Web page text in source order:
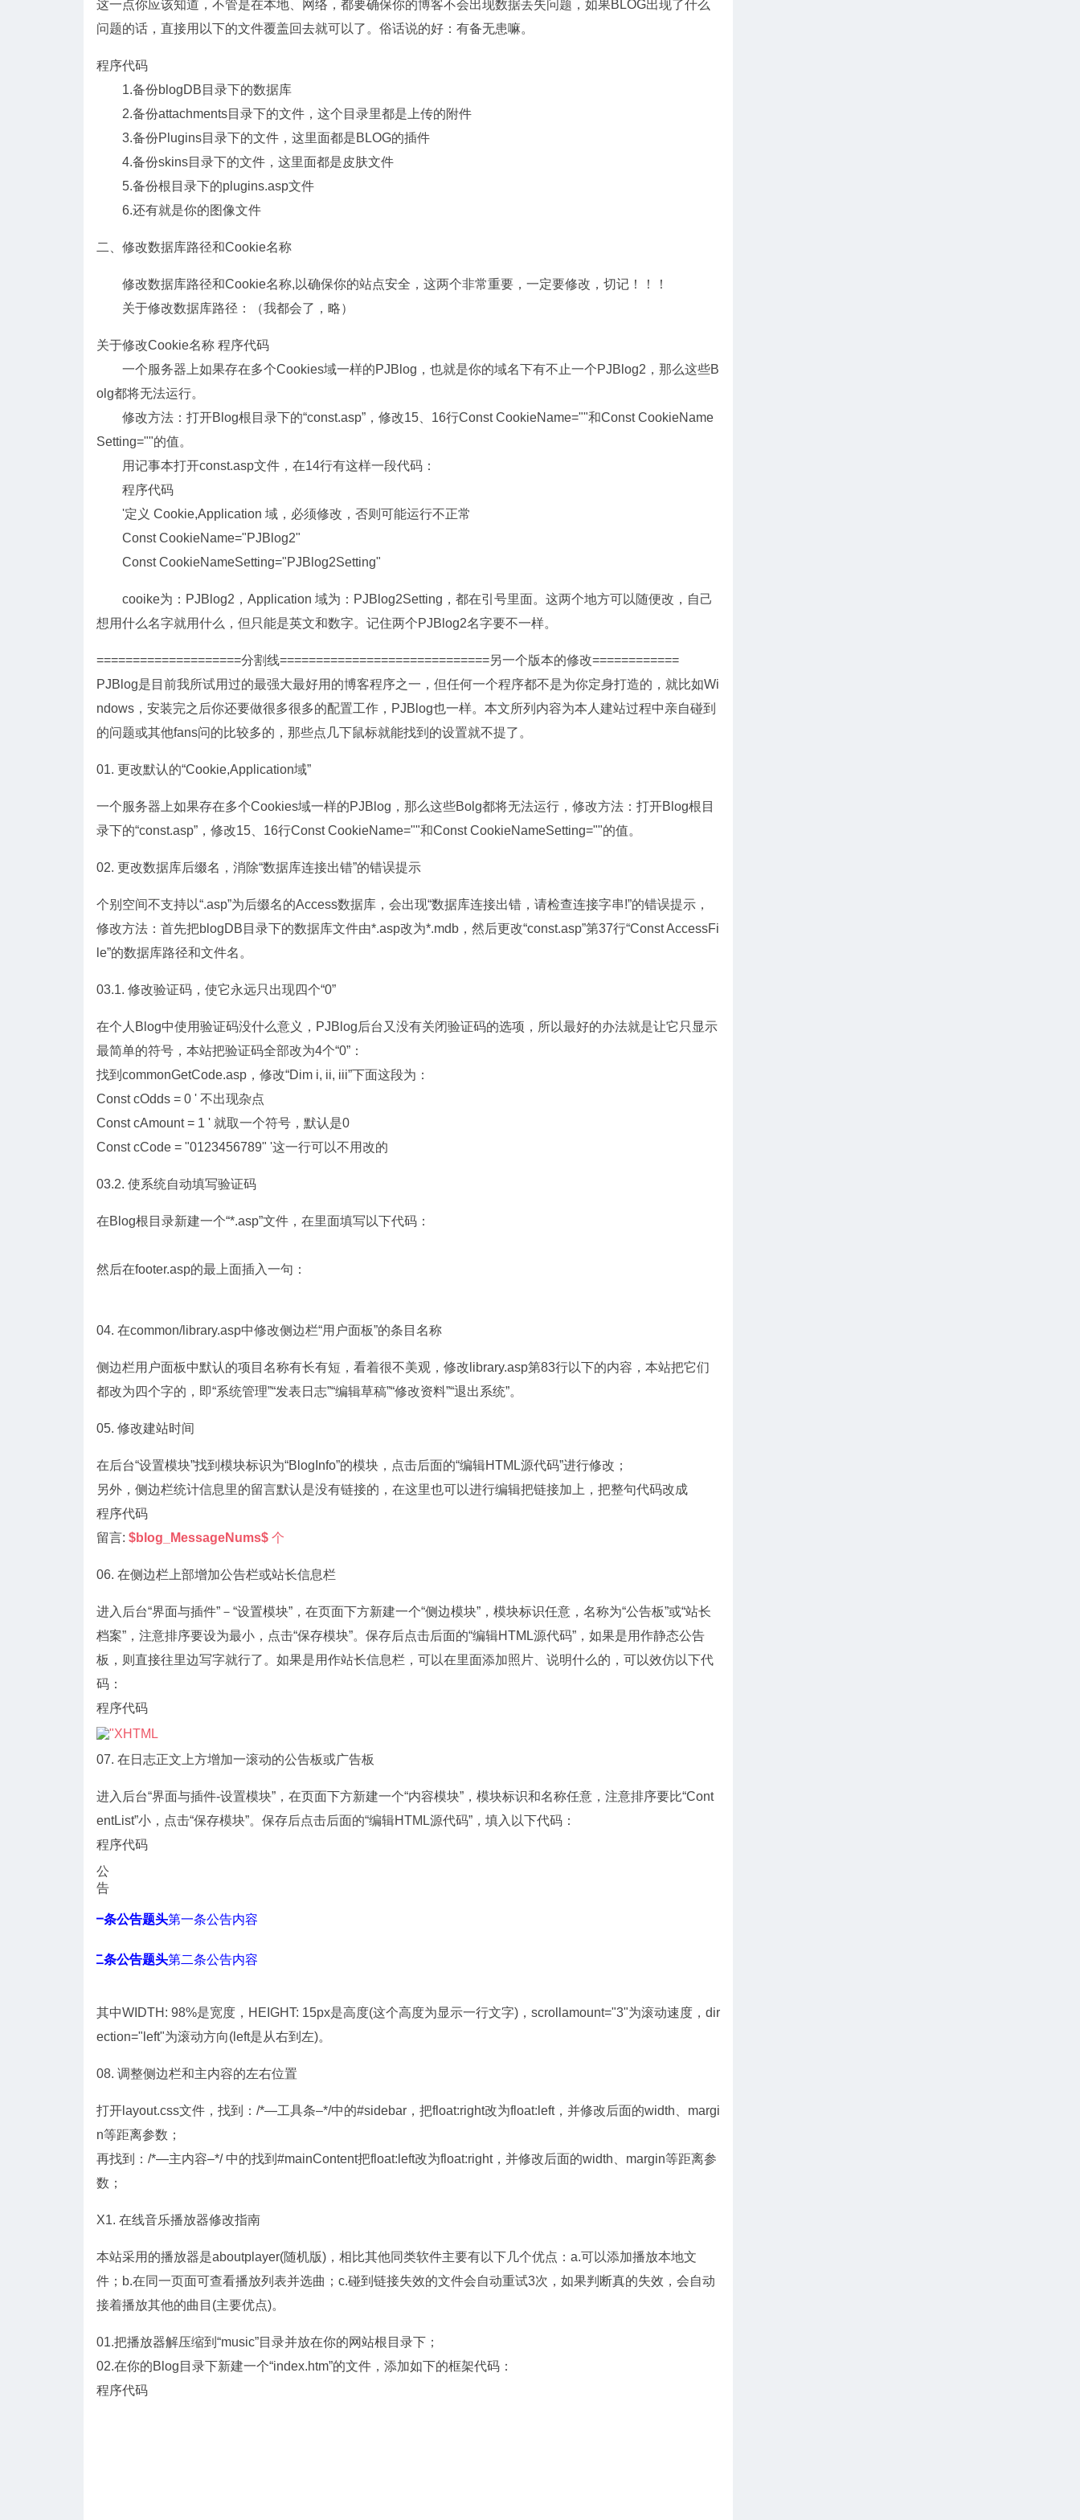
这一点你应该知道，不管是在本地、网络，都要确保你的博客不会出现数据丢失问题，如果BLOG出现了什么
问题的话，直接用以下的文件覆盖回去就可以了。俗话说的好：有备无患嘛。
程序代码
1.备份blogDB目录下的数据库
2.备份attachments目录下的文件，这个目录里都是上传的附件
3.备份Plugins目录下的文件，这里面都是BLOG的插件
4.备份skins目录下的文件，这里面都是皮肤文件
5.备份根目录下的plugins.asp文件
6.还有就是你的图像文件
二、修改数据库路径和Cookie名称
修改数据库路径和Cookie名称,以确保你的站点安全，这两个非常重要，一定要修改，切记！！！
关于修改数据库路径：（我都会了，略）
关于修改Cookie名称 程序代码
一个服务器上如果存在多个Cookies域一样的PJBlog，也就是你的域名下有不止一个PJBlog2，那么这些B
olg都将无法运行。
修改方法：打开Blog根目录下的“const.asp”，修改15、16行Const CookieName=""和Const CookieName
Setting=""的值。
用记事本打开const.asp文件，在14行有这样一段代码：
程序代码
'定义 Cookie,Application 域，必须修改，否则可能运行不正常
Const CookieName="PJBlog2"
Const CookieNameSetting="PJBlog2Setting"
cooike为：PJBlog2，Application 域为：PJBlog2Setting，都在引号里面。这两个地方可以随便改，自己
想用什么名字就用什么，但只能是英文和数字。记住两个PJBlog2名字要不一样。
====================分割线=============================另一个版本的修改============
PJBlog是目前我所试用过的最强大最好用的博客程序之一，但任何一个程序都不是为你定身打造的，就比如Wi
ndows，安装完之后你还要做很多很多的配置工作，PJBlog也一样。本文所列内容为本人建站过程中亲自碰到
的问题或其他fans问的比较多的，那些点几下鼠标就能找到的设置就不提了。
01. 更改默认的“Cookie,Application域”
一个服务器上如果存在多个Cookies域一样的PJBlog，那么这些Bolg都将无法运行，修改方法：打开Blog根目
录下的“const.asp”，修改15、16行Const CookieName=""和Const CookieNameSetting=""的值。
02. 更改数据库后缀名，消除“数据库连接出错”的错误提示
个别空间不支持以“.asp”为后缀名的Access数据库，会出现“数据库连接出错，请检查连接字串!”的错误提示，
修改方法：首先把blogDB目录下的数据库文件由*.asp改为*.mdb，然后更改“const.asp”第37行“Const AccessFi
le”的数据库路径和文件名。
03.1. 修改验证码，使它永远只出现四个“0”
在个人Blog中使用验证码没什么意义，PJBlog后台又没有关闭验证码的选项，所以最好的办法就是让它只显示
最简单的符号，本站把验证码全部改为4个“0”：
找到commonGetCode.asp，修改“Dim i, ii, iii”下面这段为：
Const cOdds = 0 ' 不出现杂点
Const cAmount = 1 ' 就取一个符号，默认是0
Const cCode = "0123456789" '这一行可以不用改的
03.2. 使系统自动填写验证码
在Blog根目录新建一个“*.asp”文件，在里面填写以下代码：
然后在footer.asp的最上面插入一句：
04. 在common/library.asp中修改侧边栏“用户面板”的条目名称
侧边栏用户面板中默认的项目名称有长有短，看着很不美观，修改library.asp第83行以下的内容，本站把它们
都改为四个字的，即“系统管理”“发表日志”“编辑草稿”“修改资料”“退出系统”。
05. 修改建站时间
在后台“设置模块”找到模块标识为“BlogInfo”的模块，点击后面的“编辑HTML源代码”进行修改；
另外，侧边栏统计信息里的留言默认是没有链接的，在这里也可以进行编辑把链接加上，把整句代码改成
程序代码
留言: $blog_MessageNums$ 个
06. 在侧边栏上部增加公告栏或站长信息栏
进入后台“界面与插件”－“设置模块”，在页面下方新建一个“侧边模块”，模块标识任意，名称为“公告板”或“站长
档案”，注意排序要设为最小，点击“保存模块”。保存后点击后面的“编辑HTML源代码”，如果是用作静态公告
板，则直接往里边写字就行了。如果是用作站长信息栏，可以在里面添加照片、说明什么的，可以效仿以下代
码：
程序代码
07. 在日志正文上方增加一滚动的公告板或广告板
进入后台“界面与插件-设置模块”，在页面下方新建一个“内容模块”，模块标识和名称任意，注意排序要比“Cont
entList”小，点击“保存模块”。保存后点击后面的“编辑HTML源代码”，填入以下代码：
程序代码
公
告
第一条公告题头第一条公告内容
第二条公告题头第二条公告内容
其中WIDTH: 98%是宽度，HEIGHT: 15px是高度(这个高度为显示一行文字)，scrollamount="3"为滚动速度，dir
ection="left"为滚动方向(left是从右到左)。
08. 调整侧边栏和主内容的左右位置
打开layout.css文件，找到：/*—工具条–*/中的#sidebar，把float:right改为float:left，并修改后面的width、margi
n等距离参数；
再找到：/*—主内容–*/ 中的找到#mainContent把float:left改为float:right，并修改后面的width、margin等距离参
数；
X1. 在线音乐播放器修改指南
本站采用的播放器是aboutplayer(随机版)，相比其他同类软件主要有以下几个优点：a.可以添加播放本地文
件；b.在同一页面可查看播放列表并选曲；c.碰到链接失效的文件会自动重试3次，如果判断真的失效，会自动
接着播放其他的曲目(主要优点)。
01.把播放器解压缩到“music”目录并放在你的网站根目录下；
02.在你的Blog目录下新建一个“index.htm”的文件，添加如下的框架代码：
程序代码